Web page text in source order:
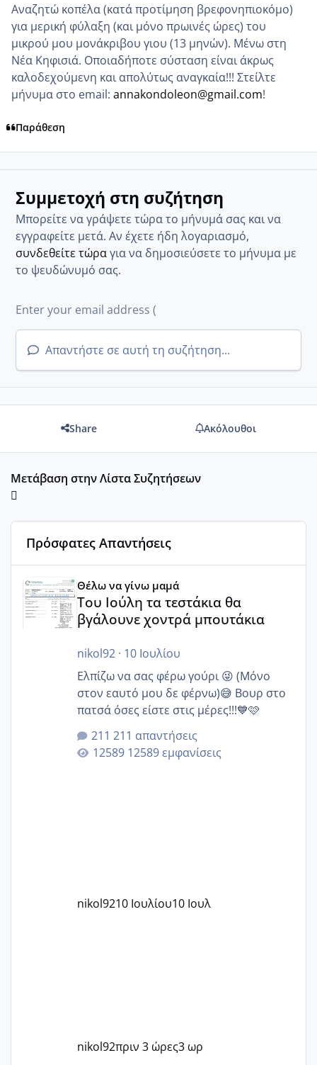
Αναζητώ κοπέλα (κατά προτίμηση βρεφονηπιοκόμο)
για μερική φύλαξη (και μόνο πρωινές ώρες) του
μικρού μου μονάκριβου γιου (13 μηνών). Μένω στη
Νέα Κηφισιά. Οποιαδήποτε σύσταση είναι άκρως
καλοδεχούμενη και απολύτως αναγκαία!!! Στείλτε
μήνυμα στο email: annakondoleon@gmail.com!
Παράθεση
Συμμετοχή στη συζήτηση
Μπορείτε να γράψετε τώρα το μήνυμά σας και να
εγγραφείτε μετά. Αν έχετε ήδη λογαριασμό,
συνδεθείτε τώραγια να δημοσιεύσετε το μήνυμα με
το ψευδώνυμό σας.
Απαντήστε σε αυτή τη συζήτηση...
Share Ακόλουθοι
Μετάβαση στην Λίστα Συζητήσεων
Πρόσφατες Απαντήσεις
Θέλω να γίνω μαμά
Του Ιούλη τα τεστάκια θα
βγάλουνε χοντρά μπουτάκια
nikol92· 10 Ιουλίου
Ελπίζω να σας φέρω γούρι 😜 (Μόνο
στον εαυτό μου δε φέρνω)😅 Βουρ στο
πατσά όσες είστε στις μέρες!!!💙🩷
211 απαντήσεις
12589 εμφανίσεις
nikol9210 Ιουλίου10 Ιουλ
nikol92πριν 3 ώρες3 ωρ